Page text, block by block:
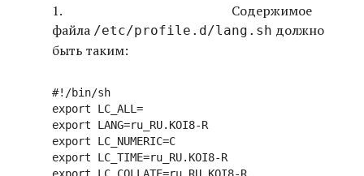
1. Cодержимое
файла /etc/profile.d/lang.sh должно
быть таким:
#!/bin/sh
export LC_ALL=
export LANG=ru_RU.KOI8-R
export LC_NUMERIC=C
export LC_TIME=ru_RU.KOI8-R
export LC_COLLATE=ru_RU.KOI8-R